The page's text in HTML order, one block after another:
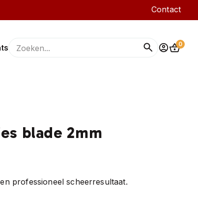
Contact
merken
0
blade 2mm
professioneel scheerresultaat.